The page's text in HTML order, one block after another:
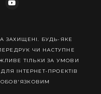
ЗАХИЩЕНІ. БУДЬ-ЯКЕ
ЧИ НАСТУПНЕ
ТІЛЬКИ ЗА УМОВИ
ІНТЕРНЕТ-ПРОЕКТІВ
ОБОВ'ЯЗКОВИМ